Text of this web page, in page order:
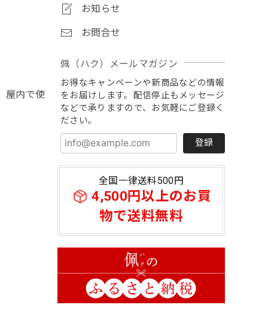
お知らせ
お問合せ
佩（ハク）メールマガジン
お得なキャンペーンや新商品などの情報
をお届けします。配信停止もメッセージ
などで承りますので、お気軽にご登録く
ださい。
登録
全国一律送料500円
4,500円以上のお買
物で送料無料
屋内で使